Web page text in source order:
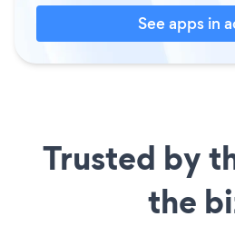
See apps in
Trusted by
the